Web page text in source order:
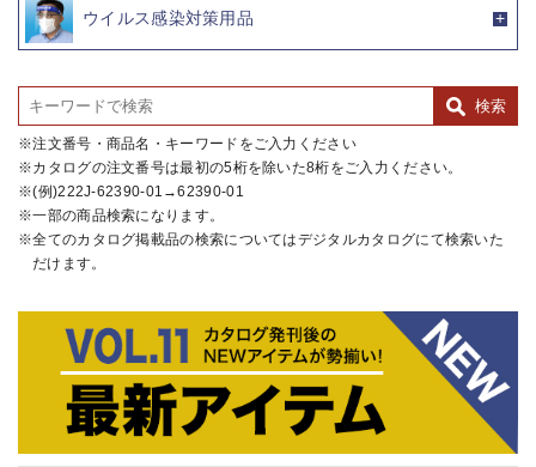
ウイルス感染対策用品
注文番号・商品名・キーワードをご入力ください
カタログの注文番号は最初の5桁を除いた8桁をご入力ください。
(例)222J-62390-01→62390-01
一部の商品検索になります。
全てのカタログ掲載品の検索についてはデジタルカタログにて検索いた
だけます。